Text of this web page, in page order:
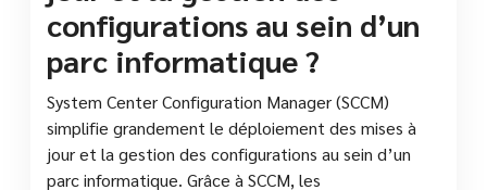
configurations au sein d’un
parc informatique ?
System Center Configuration Manager (SCCM)
simplifie grandement le déploiement des mises à
jour et la gestion des configurations au sein d’un
parc informatique. Grâce à SCCM, les